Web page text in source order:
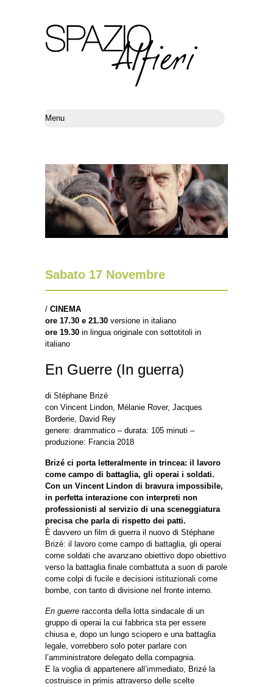
Sabato 17 Novembre
/ CINEMA
ore 17.30 e 21.30 versione in italiano
ore 19.30 in lingua originale con sottotitoli in
italiano
En Guerre (In guerra)
di Stéphane Brizé
con Vincent Lindon, Mélanie Rover, Jacques
Borderie, David Rey
genere: drammatico – durata: 105 minuti –
produzione: Francia 2018
Brizé ci porta letteralmente in trincea: il lavoro
come campo di battaglia, gli operai i soldati.
Con un Vincent Lindon di bravura impossibile,
in perfetta interazione con interpreti non
professionisti al servizio di una sceneggiatura
precisa che parla di rispetto dei patti.
È davvero un film di guerra il nuovo di Stéphane
Brizé: il lavoro come campo di battaglia, gli operai
come soldati che avanzano obiettivo dopo obiettivo
verso la battaglia finale combattuta a suon di parole
come colpi di fucile e decisioni istituzionali come
bombe, con tanto di divisione nel fronte interno.
En guerre racconta della lotta sindacale di un
gruppo di operai la cui fabbrica sta per essere
chiusa e, dopo un lungo sciopero e una battaglia
legale, vorrebbero solo poter parlare con
l’amministratore delegato della compagnia.
E la voglia di appartenere all’immediato, Brizé la
costruisce in primis attraverso delle scelte